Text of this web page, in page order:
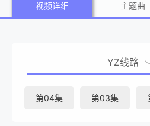
p; &nbsp; &nbsp; &nbsp; &nbsp;
姜勋饰演相信人类本质是善良的
视频详细 主题曲
YZ线路
第04集 第03集